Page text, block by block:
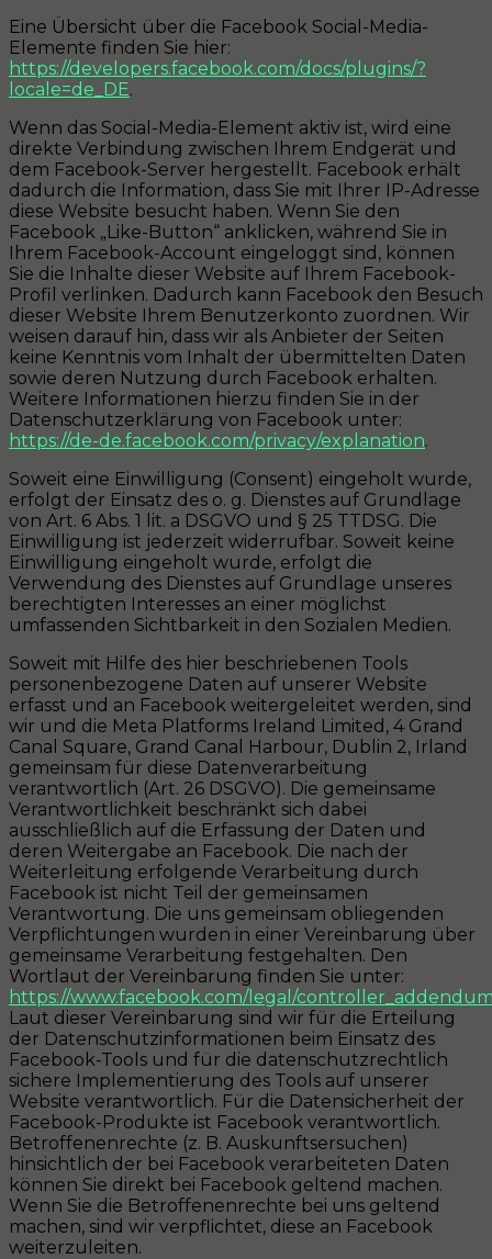
Eine Übersicht über die Facebook Social-Media-
Elemente finden Sie hier:
https://developers.facebook.com/docs/plugins/?
locale=de_DE.
Wenn das Social-Media-Element aktiv ist, wird eine
direkte Verbindung zwischen Ihrem Endgerät und
dem Facebook-Server hergestellt. Facebook erhält
dadurch die Information, dass Sie mit Ihrer IP-Adresse
diese Website besucht haben. Wenn Sie den
Facebook „Like-Button“ anklicken, während Sie in
Ihrem Facebook-Account eingeloggt sind, können
Sie die Inhalte dieser Website auf Ihrem Facebook-
Profil verlinken. Dadurch kann Facebook den Besuch
dieser Website Ihrem Benutzerkonto zuordnen. Wir
weisen darauf hin, dass wir als Anbieter der Seiten
keine Kenntnis vom Inhalt der übermittelten Daten
sowie deren Nutzung durch Facebook erhalten.
Weitere Informationen hierzu finden Sie in der
Datenschutzerklärung von Facebook unter:
https://de-de.facebook.com/privacy/explanation.
Soweit eine Einwilligung (Consent) eingeholt wurde,
erfolgt der Einsatz des o. g. Dienstes auf Grundlage
von Art. 6 Abs. 1 lit. a DSGVO und § 25 TTDSG. Die
Einwilligung ist jederzeit widerrufbar. Soweit keine
Einwilligung eingeholt wurde, erfolgt die
Verwendung des Dienstes auf Grundlage unseres
berechtigten Interesses an einer möglichst
umfassenden Sichtbarkeit in den Sozialen Medien.
Soweit mit Hilfe des hier beschriebenen Tools
personenbezogene Daten auf unserer Website
erfasst und an Facebook weitergeleitet werden, sind
wir und die Meta Platforms Ireland Limited, 4 Grand
Canal Square, Grand Canal Harbour, Dublin 2, Irland
gemeinsam für diese Datenverarbeitung
verantwortlich (Art. 26 DSGVO). Die gemeinsame
Verantwortlichkeit beschränkt sich dabei
ausschließlich auf die Erfassung der Daten und
deren Weitergabe an Facebook. Die nach der
Weiterleitung erfolgende Verarbeitung durch
Facebook ist nicht Teil der gemeinsamen
Verantwortung. Die uns gemeinsam obliegenden
Verpflichtungen wurden in einer Vereinbarung über
gemeinsame Verarbeitung festgehalten. Den
Wortlaut der Vereinbarung finden Sie unter:
https://www.facebook.com/legal/
Laut dieser Vereinbarung sind wir für die Erteilung
der Datenschutzinformationen beim Einsatz des
Facebook-Tools und für die datenschutzrechtlich
sichere Implementierung des Tools auf unserer
Website verantwortlich. Für die Datensicherheit der
Facebook-Produkte ist Facebook verantwortlich.
Betroffenenrechte (z. B. Auskunftsersuchen)
hinsichtlich der bei Facebook verarbeiteten Daten
können Sie direkt bei Facebook geltend machen.
Wenn Sie die Betroffenenrechte bei uns geltend
machen, sind wir verpflichtet, diese an Facebook
weiterzuleiten.